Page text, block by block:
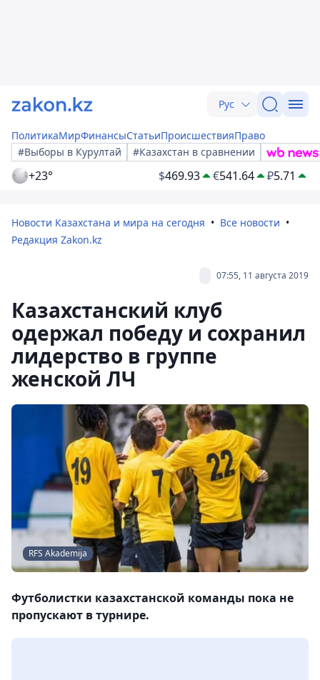
Рус
ПолитикаМирФинансыСтатьиПроисшествияПраво
#Выборы в Курултай
#Казахстан в сравнении
+23° $469.93 €541.64 ₽5.71
Новости Казахстана и мира на сегодня
Все новости
Редакция Zakon.kz
07:55, 11 августа 2019
Казахстанский клуб
одержал победу и сохранил
лидерство в группе
женской ЛЧ
RFS Akademija
Футболистки казахстанской команды пока не
пропускают в турнире.